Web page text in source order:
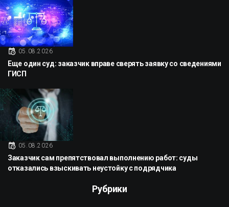
05.08.2026
Еще один суд: заказчик вправе сверять заявку со сведениями
ГИСП
05.08.2026
Заказчик сам препятствовал выполнению работ: суды
отказались взыскивать неустойку с подрядчика
Рубрики